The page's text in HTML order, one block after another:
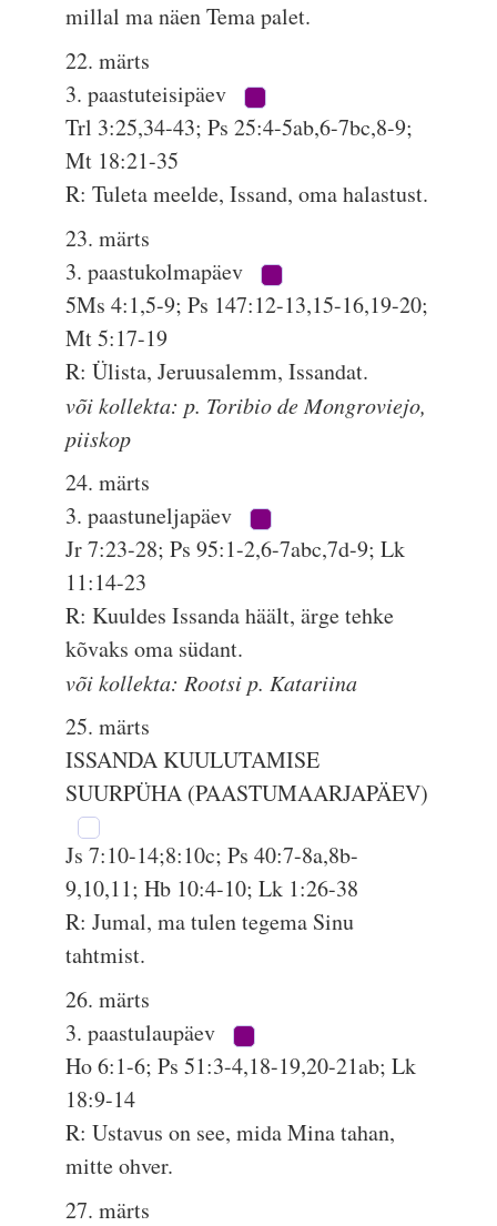
millal ma näen Tema palet.
22. märts
3. paastuteisipäev
Trl 3:25,34-43; Ps 25:4-5ab,6-7bc,8-9;
Mt 18:21-35
R: Tuleta meelde, Issand, oma halastust.
23. märts
3. paastukolmapäev
5Ms 4:1,5-9; Ps 147:12-13,15-16,19-20;
Mt 5:17-19
R: Ülista, Jeruusalemm, Issandat.
või kollekta: p. Toribio de Mongroviejo,
piiskop
24. märts
3. paastuneljapäev
Jr 7:23-28; Ps 95:1-2,6-7abc,7d-9; Lk
11:14-23
R: Kuuldes Issanda häält, ärge tehke
kõvaks oma südant.
või kollekta: Rootsi p. Katariina
25. märts
ISSANDA KUULUTAMISE
SUURPÜHA (PAASTUMAARJAPÄEV)
Js 7:10-14;8:10c; Ps 40:7-8a,8b-
9,10,11; Hb 10:4-10; Lk 1:26-38
R: Jumal, ma tulen tegema Sinu
tahtmist.
26. märts
3. paastulaupäev
Ho 6:1-6; Ps 51:3-4,18-19,20-21ab; Lk
18:9-14
R: Ustavus on see, mida Mina tahan,
mitte ohver.
27. märts